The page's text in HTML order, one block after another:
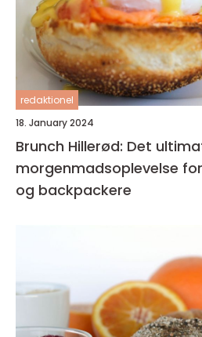
redaktionel
18. January 2024
Brunch Hillerød: Det
morgenmadsoplevelse
og backpackere